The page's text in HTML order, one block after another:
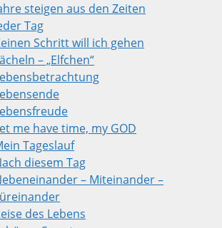
steigen aus den Zeiten
Tag
Schritt will ich gehen
– „Elfchen“
me have time, my GOD
Tageslauf
diesem Tag
– Miteinander –
des Lebens